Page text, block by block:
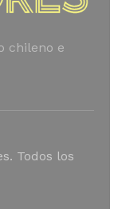
chileno e
Todos los